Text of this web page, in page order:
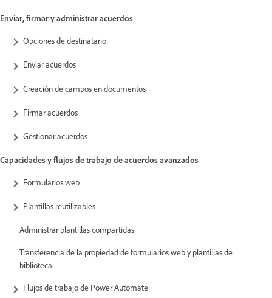
Enviar, firmar y administrar acuerdos
Opciones de destinatario
Enviar acuerdos
Creación de campos en documentos
Firmar acuerdos
Gestionar acuerdos
Capacidades y flujos de trabajo de acuerdos avanzados
Formularios web
Plantillas reutilizables
Administrar plantillas compartidas
Transferencia de la propiedad de formularios web y plantillas de
biblioteca
Flujos de trabajo de Power Automate